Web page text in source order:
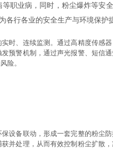
业病，同时，粉尘爆炸等安
行各业的安全生产与环境保护
、连续监测。通过高精度传感
预警机制，通过声光报警、短
险。
备联动，形成一套完整的粉尘
并处理，从而有效控制粉尘扩散